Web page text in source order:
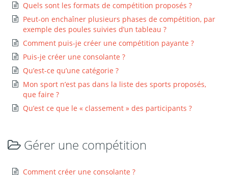
Quels sont les formats de compétition proposés ?
Peut-on enchaîner plusieurs phases de compétition, par
exemple des poules suivies d’un tableau ?
Comment puis-je créer une compétition payante ?
Puis-je créer une consolante ?
Qu’est-ce qu’une catégorie ?
Mon sport n’est pas dans la liste des sports proposés,
que faire ?
Qu’est ce que le « classement » des participants ?
Gérer une compétition
Comment créer une consolante ?